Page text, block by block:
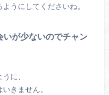
うにしてくださいね。
が少ないのでチャン
に、
きません。